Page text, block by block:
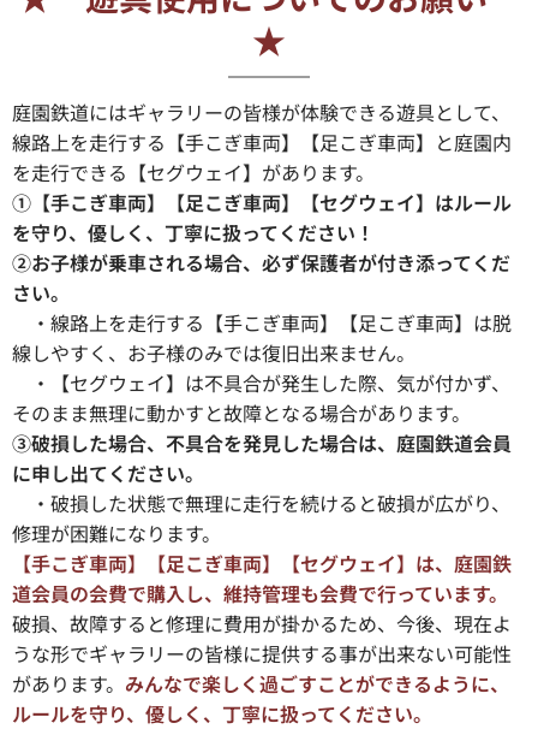
★
庭園鉄道にはギャラリーの皆様が体験できる遊具として、
線路上を走行する【手こぎ車両】【足こぎ車両】と庭園内
を走行できる【セグウェイ】があります。
①【手こぎ車両】【足こぎ車両】【セグウェイ】はルール
を守り、優しく、丁寧に扱ってください！
②お子様が乗車される場合、必ず保護者が付き添ってくだ
さい。
・線路上を走行する【手こぎ車両】【足こぎ車両】は脱
線しやすく、お子様のみでは復旧出来ません。
・【セグウェイ】は不具合が発生した際、気が付かず、
そのまま無理に動かすと故障となる場合があります。
③破損した場合、不具合を発見した場合は、庭園鉄道会員
に申し出てください。
・破損した状態で無理に走行を続けると破損が広がり、
修理が困難になります。
【手こぎ車両】【足こぎ車両】【セグウェイ】は、庭園鉄
道会員の会費で購入し、維持管理も会費で行っています。
破損、故障すると修理に費用が掛かるため、今後、現在よ
うな形でギャラリーの皆様に提供する事が出来ない可能性
があります。 みんなで楽しく過ごすことができるように、
ルールを守り、優しく、丁寧に扱ってください。